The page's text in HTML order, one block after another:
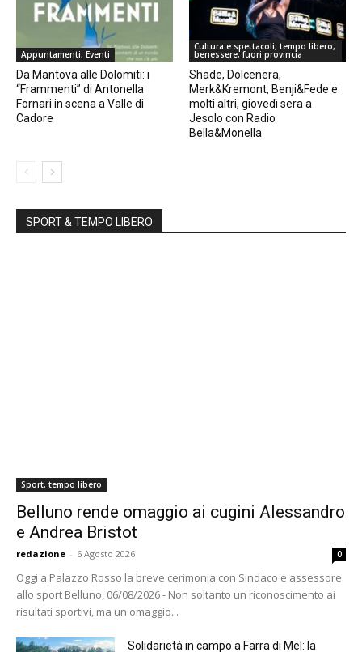
Appuntamenti, Eventi
Da Mantova alle Dolomiti: i
“Frammenti” di Antonella
Fornari in scena a Valle di
Cadore
Cultura e spettacoli, tempo libero,
benessere, fuori provincia
Shade, Dolcenera,
Merk&Kremont, Benji&Fede e
molti altri, giovedì sera a
Jesolo con Radio
Bella&Monella
SPORT & TEMPO LIBERO
Sport, tempo libero
Belluno rende omaggio ai cugini Alessandro
e Andrea Bristot
redazione - 6 Agosto 2026 0
Oggi a Palazzo Rosso la breve cerimonia con Sindaco e assessore
allo sport Belluno, 06/08/2026 - Non soltanto un riconoscimento ai
risultati sportivi, ma un omaggio...
Solidarietà in campo a Farra di Mel: la